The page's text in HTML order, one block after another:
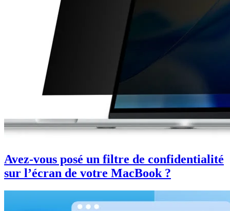
Avez-vous posé un filtre de confidentialité
sur l’écran de votre MacBook ?